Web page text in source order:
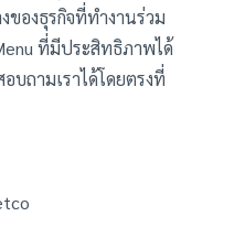
ของธุรกิจที่ทำงานร่วม
ที่มีประสิทธิภาพได้
บถามเราได้โดยตรงที่